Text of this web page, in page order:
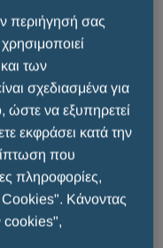
από
ιατρείο*.
για την έναρξη
στόχος,
ιατρικού
πάθηση, η οποία
σωστά,
περιήγησή σας
των
σχεδιασμένα για
ώστε να εξυπηρετεί
εκφράσει κατά την
που
πληροφορίες,
Cookies". Κάνοντας
cookies",